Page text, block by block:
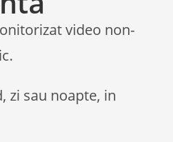
video non-
zi sau noapte, in